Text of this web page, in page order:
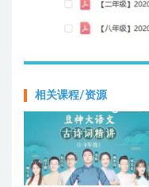
相关课程/资源